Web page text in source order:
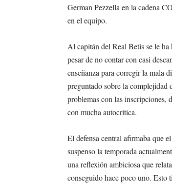
German Pezzella en la cadena
en el equipo.
Al capitán del Real Betis se le
pesar de no contar con casi
enseñanza para corregir la mala
preguntado sobre la complejidad
problemas con las inscripciones,
con mucha autocrítica.
El defensa central afirmaba que
suspenso la temporada
una reflexión ambiciosa que
conseguido hace poco uno. Esto